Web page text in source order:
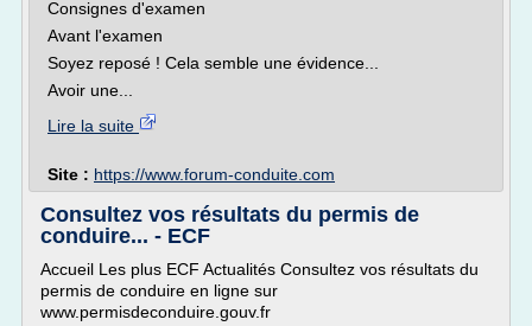
Consignes d'examen
Avant l'examen
Soyez reposé ! Cela semble une évidence...
Avoir une...
Lire la suite
Site : https://www.forum-conduite.com
Consultez vos résultats du permis de
conduire... - ECF
Accueil Les plus ECF Actualités Consultez vos résultats du
permis de conduire en ligne sur
www.permisdeconduire.gouv.fr